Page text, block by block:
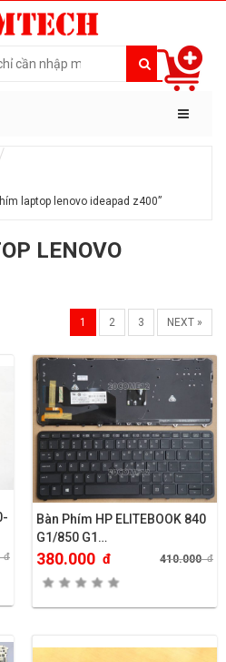
laptop lenovo ideapad z400”
LENOVO
1 2 3 NEXT »
đ
Bàn Phím HP ELITEBOOK 840
G1/850 G1…
380.000 đ 410.000đ